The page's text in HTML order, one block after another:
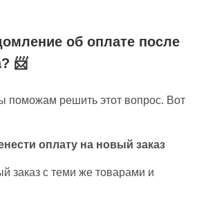
об оплате после
📨
поможам решить этот вопрос. Вот
оплату на новый заказ
заказ с теми же товарами и